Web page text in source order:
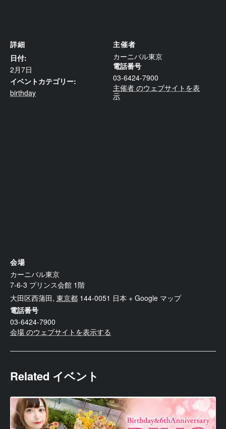
詳細
日付:
2月7日
イベントカテゴリー:
birthday
主催者
カーニバル東京
電話番号
03-6424-7900
主催者 のウェブサイトを表
示
会場
カーニバル東京
7-6-3 プリンス会館 1階
大田区西蒲田, 東京都 144-0051 日本 + Google マップ
電話番号
03-6424-7900
会場 のウェブサイトを表示する
Related イベント